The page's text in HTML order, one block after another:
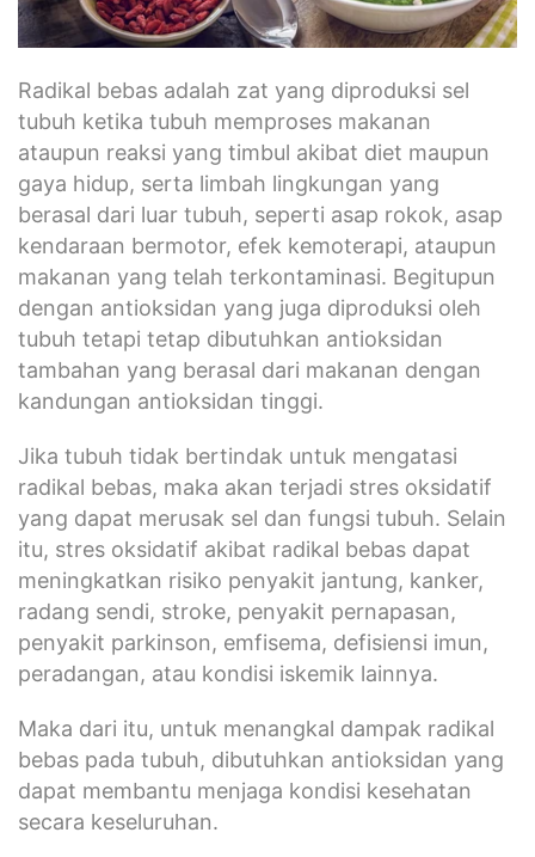
Radikal bebas adalah zat yang diproduksi sel
tubuh ketika tubuh memproses makanan
ataupun reaksi yang timbul akibat diet maupun
gaya hidup, serta limbah lingkungan yang
berasal dari luar tubuh, seperti asap rokok, asap
kendaraan bermotor, efek kemoterapi, ataupun
makanan yang telah terkontaminasi. Begitupun
dengan antioksidan yang juga diproduksi oleh
tubuh tetapi tetap dibutuhkan antioksidan
tambahan yang berasal dari makanan dengan
kandungan antioksidan tinggi.
Jika tubuh tidak bertindak untuk mengatasi
radikal bebas, maka akan terjadi stres oksidatif
yang dapat merusak sel dan fungsi tubuh. Selain
itu, stres oksidatif akibat radikal bebas dapat
meningkatkan risiko penyakit jantung, kanker,
radang sendi, stroke, penyakit pernapasan,
penyakit parkinson, emfisema, defisiensi imun,
peradangan, atau kondisi iskemik lainnya.
Maka dari itu, untuk menangkal dampak radikal
bebas pada tubuh, dibutuhkan antioksidan yang
dapat membantu menjaga kondisi kesehatan
secara keseluruhan.